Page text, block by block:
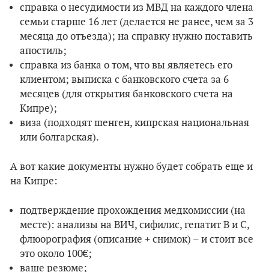
справка о несудимости из МВД на каждого члена
семьи старше 16 лет (делается не ранее, чем за 3
месяца до отъезда); на справку нужно поставить
апостиль;
справка из банка о том, что вы являетесь его
клиентом; выписка с банковского счета за 6
месяцев (для открытия банковского счета на
Кипре);
виза (подходят шенген, кипрская национальная
или болгарская).
А вот какие документы нужно будет собрать еще и
на Кипре:
подтверждение прохождения медкомиссии (на
месте): анализы на ВИЧ, сифилис, гепатит В и С,
флюорография (описание + снимок) – и стоит все
это около 100€;
ваше резюме;